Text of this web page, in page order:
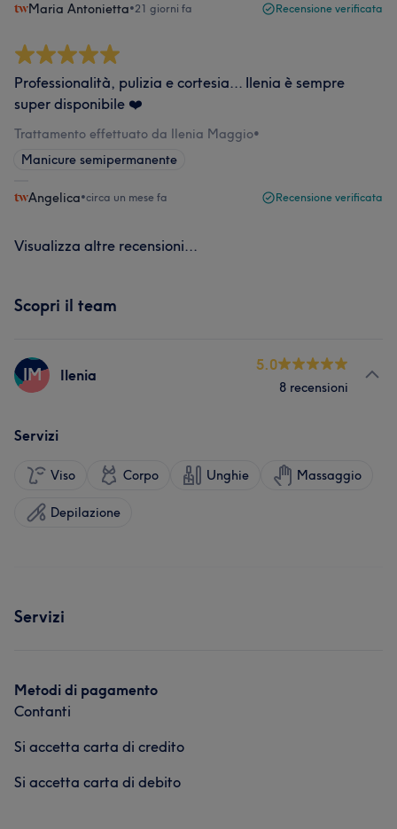
Maria Antonietta•21 giorni fa Recensione verificata
Professionalità, pulizia e cortesia... Ilenia è sempre
super disponibile ❤️
Trattamento effettuato da Ilenia Maggio•
Manicure semipermanente
Angelica•circa un mese fa Recensione verificata
Visualizza altre recensioni...
Scopri il team
IM Ilenia
5.0
8 recensioni
Servizi
Viso Corpo Unghie Massaggio
Depilazione
Servizi
Metodi di pagamento
Contanti
Si accetta carta di credito
Si accetta carta di debito